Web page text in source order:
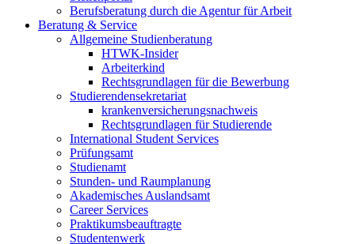
Berufsberatung durch die Agentur für Arbeit
Beratung & Service
Allgemeine Studienberatung
HTWK-Insider
Arbeiterkind
Rechtsgrundlagen für die Bewerbung
Studierendensekretariat
krankenversicherungsnachweis
Rechtsgrundlagen für Studierende
International Student Services
Prüfungsamt
Studienamt
Stunden- und Raumplanung
Akademisches Auslandsamt
Career Services
Praktikumsbeauftragte
Studentenwerk